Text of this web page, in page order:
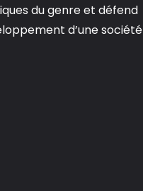
du genre et défend
d’une société